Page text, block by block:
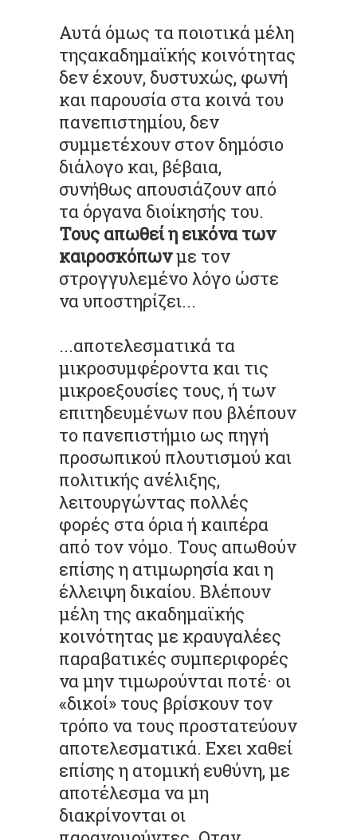
Αυτά όµως τα ποιοτικά µέλη
τηςακαδηµαϊκής κοινότητας
δεν έχουν, δυστυχώς, φωνή
και παρουσία στα κοινά του
πανεπιστηµίου, δεν
συµµετέχουν στον δηµόσιο
διάλογο και, βέβαια,
συνήθως απουσιάζουν από
τα όργανα διοίκησής του.
Τους απωθεί η εικόνα των
καιροσκόπωνµε τον
στρογγυλεµένο λόγο ώστε
να υποστηρίζει...
...αποτελεσµατικά τα
µικροσυµφέροντα και τις
µικροεξουσίες τους, ή των
επιτηδευµένων που βλέπουν
το πανεπιστήµιο ως πηγή
προσωπικού πλουτισµού και
πολιτικής ανέλιξης,
λειτουργώντας πολλές
φορές στα όρια ή καιπέρα
από τον νόµο. Τους απωθούν
επίσης η ατιµωρησία και η
έλλειψη δικαίου. Βλέπουν
µέλη της ακαδηµαϊκής
κοινότητας µε κραυγαλέες
παραβατικές συµπεριφορές
να µην τιµωρούνται ποτέ· οι
«δικοί» τους βρίσκουν τον
τρόπο να τους προστατεύουν
αποτελεσµατικά. Εχει χαθεί
επίσης η ατοµική ευθύνη, µε
αποτέλεσµα να µη
διακρίνονται οι